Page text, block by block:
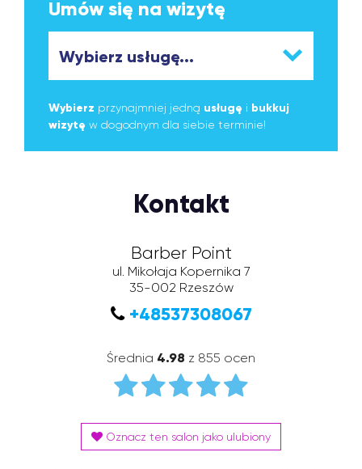
Umów się na wizytę
Wybierz przynajmniej jedną usługę i bukkuj
wizytę w dogodnym dla siebie terminie!
Kontakt
Barber Point
ul. Mikołaja Kopernika 7
35-002 Rzeszów
+48537308067
Średnia 4.98 z 855 ocen
Oznacz ten salon jako ulubiony